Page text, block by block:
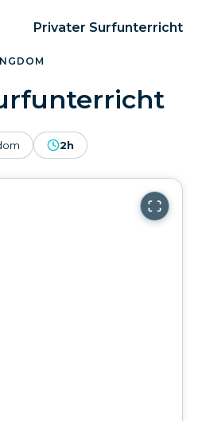
Privater Surfunterricht
2h